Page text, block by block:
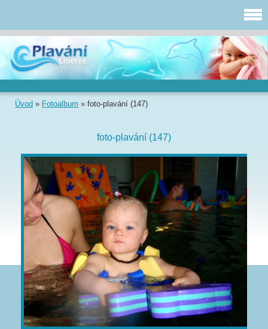
Úvod » Fotoalbum » foto-plavání (147)
foto-plavání (147)